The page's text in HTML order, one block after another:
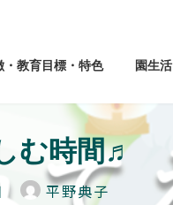
・教育目標・特色 園生活
む時間♬
平野典子